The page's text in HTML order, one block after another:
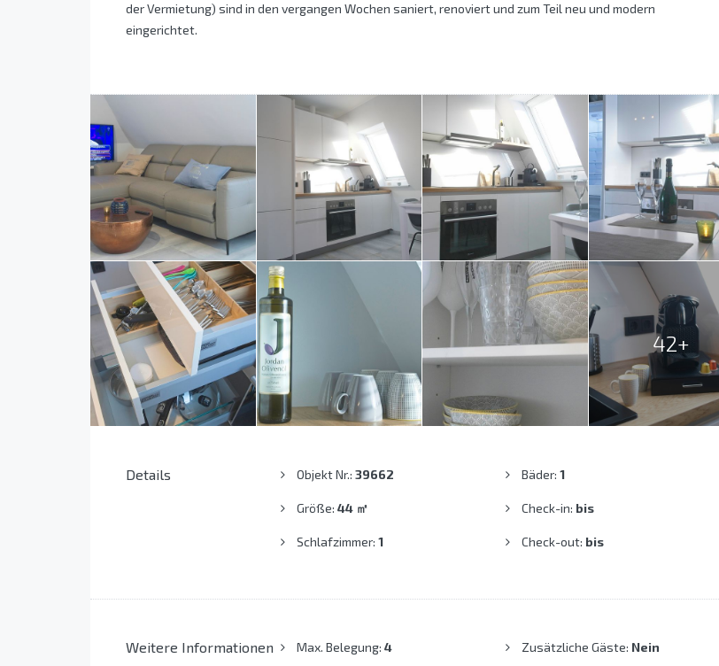
der Vermietung) sind in den vergangen Wochen saniert, renoviert und zum Teil neu und modern
eingerichtet.
42+
Details Objekt Nr.: 39662
Größe: 44 ㎡
Schlafzimmer: 1
Bäder:1
Check-in: bis
Check-out: bis
Weitere Informationen Max. Belegung: 4 Zusätzliche Gäste: Nein